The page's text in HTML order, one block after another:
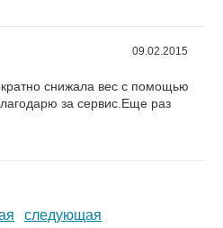
09.02.2015
снижала вес с помощью
за сервис.Еще раз
следующая